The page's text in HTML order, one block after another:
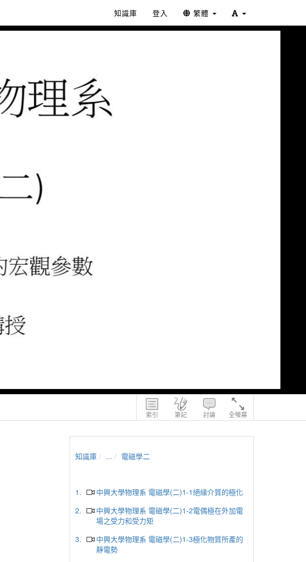
知識庫 登入 繁體
索引 筆記 討論 全螢幕
知識庫 ... 電磁學二
1.
中興大學物理系 電磁學(二)1-1絕緣介質的極化
2.
中興大學物理系 電磁學(二)1-2電偶極在外加電
場之受力和受力矩
3.
中興大學物理系 電磁學(二)1-3極化物質所產的
靜電勢